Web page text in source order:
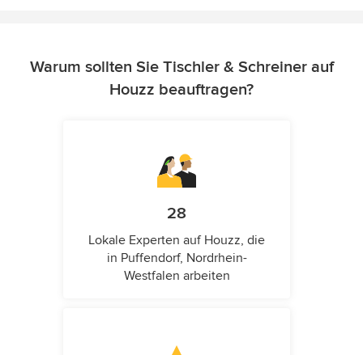
Warum sollten Sie Tischler & Schreiner auf
Houzz beauftragen?
28
Lokale Experten auf Houzz, die
in Puffendorf, Nordrhein-
Westfalen arbeiten